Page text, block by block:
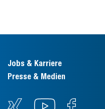
Jobs & Karriere
Presse & Medien